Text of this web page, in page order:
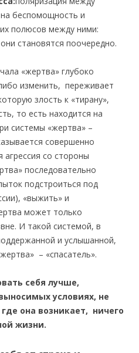
беспомощность и
полюсов между ними:
становятся поочередно.
«жертва» глубоко
изменить, переживает
злость к «тирану»,
то есть находится на
системы «жертва» –
совершенно
агрессия со стороны
последовательно
подстроиться под
«выжить» и
может только
И такой системой, в
и услышанной,
– «спасатель».
себя лучше,
условиях, не
она возникает, ничего
жизни.